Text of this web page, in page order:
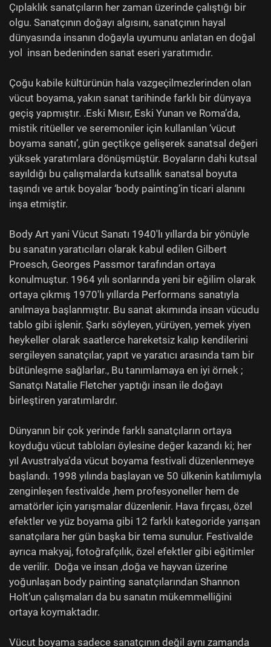
Çıplaklık sanatçıların her zaman üzerinde çalıştığı bir
olgu. Sanatçının doğayı algısını, sanatçının hayal
dünyasında insanın doğayla uyumunu anlatan en doğal
yol insan bedeninden sanat eseri yaratımıdır.
Çoğu kabile kültürünün hala vazgeçilmezlerinden olan
vücut boyama, yakın sanat tarihinde farklı bir dünyaya
geçiş yapmıştır. .Eski Mısır, Eski Yunan ve Roma’da,
mistik ritüeller ve seremoniler için kullanılan ‘vücut
boyama sanatı’, gün geçtikçe gelişerek sanatsal değeri
yüksek yaratımlara dönüşmüştür. Boyaların dahi kutsal
sayıldığı bu çalışmalarda kutsallık sanatsal boyuta
taşındı ve artık boyalar ‘body painting’in ticari alanını
inşa etmiştir.
Body Art yani Vücut Sanatı 1940'lı yıllarda bir yönüyle
bu sanatın yaratıcıları olarak kabul edilen Gilbert
Proesch, Georges Passmor tarafından ortaya
konulmuştur. 1964 yılı sonlarında yeni bir eğilim olarak
ortaya çıkmış 1970'lı yıllarda Performans sanatıyla
anılmaya başlanmıştır. Bu sanat akımında insan vücudu
tablo gibi işlenir. Şarkı söyleyen, yürüyen, yemek yiyen
heykeller olarak saatlerce hareketsiz kalıp kendilerini
sergileyen sanatçılar, yapıt ve yaratıcı arasında tam bir
bütünleşme sağlarlar., Bu tanımlamaya en iyi örnek ;
Sanatçı Natalie Fletcher yaptığı insan ile doğayı
birleştiren yaratımlardır.
Dünyanın bir çok yerinde farklı sanatçıların ortaya
koyduğu vücut tabloları öylesine değer kazandı ki; her
yıl Avustralya’da vücut boyama festivali düzenlenmeye
başlandı. 1998 yılında başlayan ve 50 ülkenin katılımıyla
zenginleşen festivalde ,hem profesyoneller hem de
amatörler için yarışmalar düzenlenir. Hava fırçası, özel
efektler ve yüz boyama gibi 12 farklı kategoride yarışan
sanatçılara her gün başka bir tema sunulur. Festivalde
ayrıca makyaj, fotoğrafçılık, özel efektler gibi eğitimler
de verilir. Doğa ve insan ,doğa ve hayvan üzerine
yoğunlaşan body painting sanatçılarından Shannon
Holt’un çalışmaları da bu sanatın mükemmelliğini
ortaya koymaktadır.
Vücut boyama sadece sanatçının değil aynı zamanda